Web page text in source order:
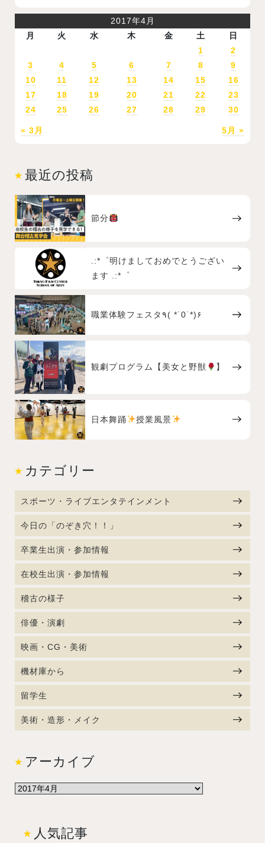
2017年4月
月
火 水 木 金 土 日
« 3月 5月 »
1
2
3
4 5 6 7 8
9
10
11 12 13 14 15
16
17
18 19 20 21 22
23
24
25 26 27 28 29 30
最近の投稿
節分
.:*゜明けましておめでとうござい
ます .:*゜
職業体験フェスタ٩( *˙0˙*)۶
観劇プログラム【美女と野獣 】
日本舞踊 授業風景
カテゴリー
スポーツ・ライブエンタテインメント
今日の「のぞき穴！！」
卒業生出演・参加情報
在校生出演・参加情報
稽古の様子
俳優・演劇
映画・CG・美術
機材庫から
留学生
美術・造形・メイク
アーカイブ
人気記事